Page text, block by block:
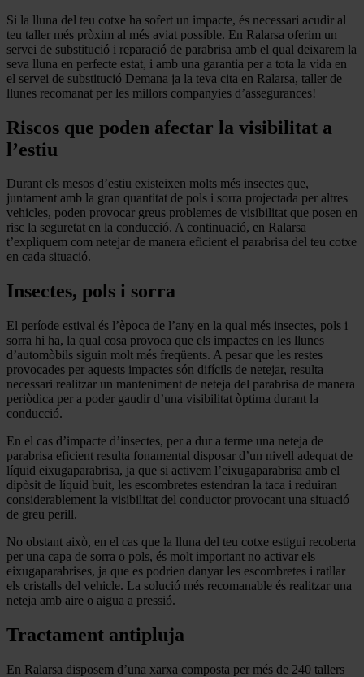
Si la lluna del teu cotxe ha sofert un impacte, és necessari acudir al
teu taller més pròxim al més aviat possible. En Ralarsa oferim un
servei de substitució i reparació de parabrisa amb el qual deixarem la
seva lluna en perfecte estat, i amb una garantia per a tota la vida en
el servei de substitució Demana ja la teva cita en Ralarsa, taller de
llunes recomanat per les millors companyies d’assegurances!
Riscos que poden afectar la visibilitat a
l’estiu
Durant els mesos d’estiu existeixen molts més insectes que,
juntament amb la gran quantitat de pols i sorra projectada per altres
vehicles, poden provocar greus problemes de visibilitat que posen en
risc la seguretat en la conducció. A continuació, en Ralarsa
t’expliquem com netejar de manera eficient el parabrisa del teu cotxe
en cada situació.
Insectes, pols i sorra
El període estival és l’època de l’any en la qual més insectes, pols i
sorra hi ha, la qual cosa provoca que els impactes en les llunes
d’automòbils siguin molt més freqüents. A pesar que les restes
provocades per aquests impactes són difícils de netejar, resulta
necessari realitzar un manteniment de neteja del parabrisa de manera
periòdica per a poder gaudir d’una visibilitat òptima durant la
conducció.
En el cas d’impacte d’insectes, per a dur a terme una neteja de
parabrisa eficient resulta fonamental disposar d’un nivell adequat de
líquid eixugaparabrisa, ja que si activem l’eixugaparabrisa amb el
dipòsit de líquid buit, les escombretes estendran la taca i reduiran
considerablement la visibilitat del conductor provocant una situació
de greu perill.
No obstant això, en el cas que la lluna del teu cotxe estigui recoberta
per una capa de sorra o pols, és molt important no activar els
eixugaparabrises, ja que es podrien danyar les escombretes i ratllar
els cristalls del vehicle. La solució més recomanable és realitzar una
neteja amb aire o aigua a pressió.
Tractament antipluja
En Ralarsa disposem d’una xarxa composta per més de 240 tallers